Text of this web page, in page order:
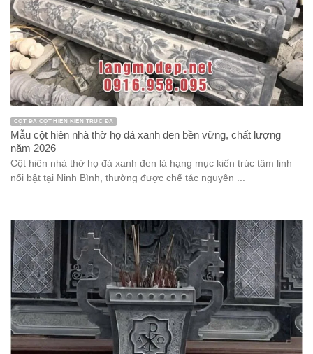
Lan can đá
Lăng mộ đá
Lăng mộ đá đẹp
Linh Vật Đá
Mẫu lăng thờ chung
Mẫu lư hương đá đẹp
mẫu miếu thờ thần linh bằng đá
Mẫu mộ đá đẹp
Mẫu mộ đá đôi đẹp
miếu thờ thần linh
miếu thờ thần linh bằng đá
Miếu thờ đá